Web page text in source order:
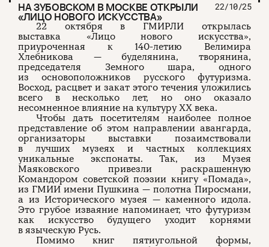
НА ЗУБОВСКОМ В МОСКВЕ ОТКРЫЛИ
«ЛИЦО НОВОГО ИСКУССТВА»
22/10/25
22 октября в ГМИРЛИ открылась
выставка «Лицо нового искусства»,
приуроченная к 140-летию Велимира
Хлебникова — буделянина, творянина,
председателя Земного шара, одного
из основоположников русского футуризма.
Восход, расцвет и закат этого течения уложились
всего в несколько лет, но оно оказало
несомненное влияние на культуру ХХ века.
Чтобы дать посетителям наиболее полное
представление об этом направлении авангарда,
организаторы выставки позаимствовали
в лучших музеях и частных коллекциях
уникальные экспонаты. Так, из Музея
Маяковского привезли раскрашенную
Командором советской поэзии книгу «Помада»,
из ГМИИ имени Пушкина — полотна Пиросмани,
а из Исторического музея — каменного идола.
Это грубое изваяние напоминает, что футуризм
как искусство будущего уходит корнями
в языческую Русь.
Помимо книг пятиугольной формы,